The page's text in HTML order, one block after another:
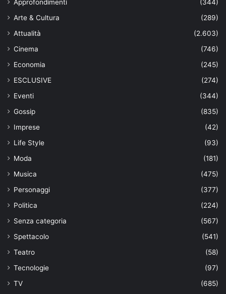
Approfondimenti
(344)
Arte & Cultura
(289)
Attualità
(2.603)
Cinema
(746)
Economia
(245)
ESCLUSIVE
(274)
Eventi
(344)
Gossip
(835)
Imprese
(42)
Life Style
(93)
Moda
(181)
Musica
(475)
Personaggi
(377)
Politica
(224)
Senza categoria
(567)
Spettacolo
(541)
Teatro
(58)
Tecnologie
(97)
TV
(685)